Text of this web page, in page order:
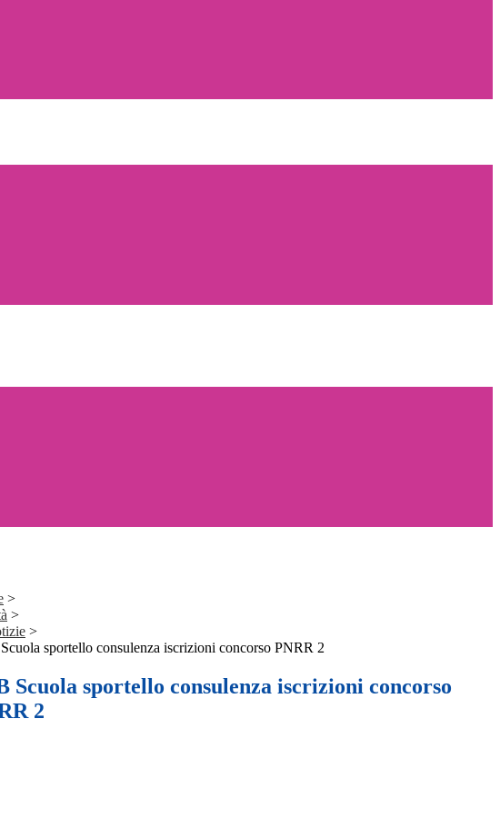
>
>
>
sportello consulenza iscrizioni concorso PNRR 2
Scuola sportello consulenza iscrizioni concorso
2